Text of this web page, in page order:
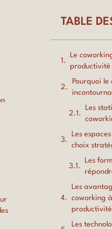
TABLE
Le
productivité
Pourquoi
Les
Les
choix
Les
Les
coworking
productivité
Les